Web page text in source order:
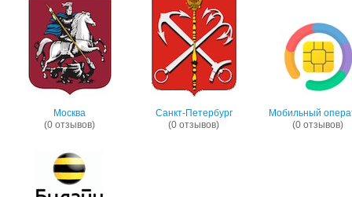
Москва
(0 отзывов)
Санкт-Петербург
(0 отзывов)
Мобильный
(0 отзывов)